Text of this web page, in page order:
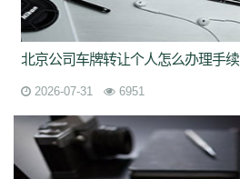
北京公司车牌转让个人怎么办理手续
2026-07-31 6951